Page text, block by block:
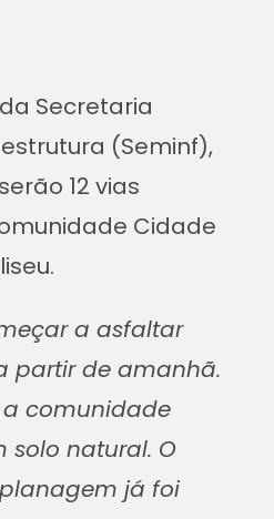
Secretaria
(Seminf),
12 vias
Cidade
a asfaltar
partir de amanhã.
comunidade
solo natural. O
já foi